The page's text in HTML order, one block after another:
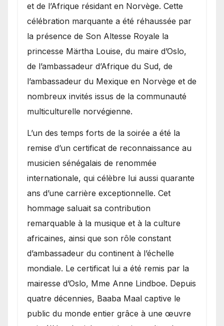
et de l’Afrique résidant en Norvège. Cette
célébration marquante a été réhaussée par
la présence de Son Altesse Royale la
princesse Märtha Louise, du maire d’Oslo,
de l’ambassadeur d’Afrique du Sud, de
l’ambassadeur du Mexique en Norvège et de
nombreux invités issus de la communauté
multiculturelle norvégienne.
​L’un des temps forts de la soirée a été la
remise d’un certificat de reconnaissance au
musicien sénégalais de renommée
internationale, qui célèbre lui aussi quarante
ans d’une carrière exceptionnelle. Cet
hommage saluait sa contribution
remarquable à la musique et à la culture
africaines, ainsi que son rôle constant
d’ambassadeur du continent à l’échelle
mondiale. Le certificat lui a été remis par la
mairesse d’Oslo, Mme Anne Lindboe. Depuis
quatre décennies, Baaba Maal captive le
public du monde entier grâce à une œuvre